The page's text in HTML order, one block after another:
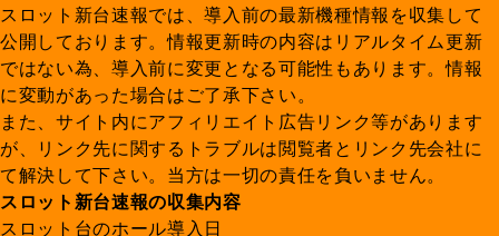
スロット新台速報では、導入前の最新機種情報を収集して
公開しております。情報更新時の内容はリアルタイム更新
ではない為、導入前に変更となる可能性もあります。情報
に変動があった場合はご了承下さい。
また、サイト内にアフィリエイト広告リンク等があります
が、リンク先に関するトラブルは閲覧者とリンク先会社に
て解決して下さい。当方は一切の責任を負いません。
スロット新台速報の収集内容
スロット台のホール導入日